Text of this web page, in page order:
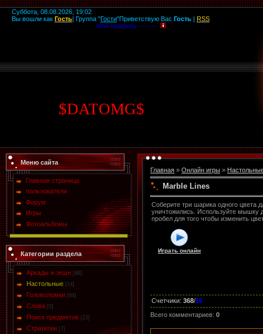
Суббота, 08.08.2026, 19:02
Вы вошли как Гость| Группа "Гости"Приветствую Вас Гость | RSS
Мой профиль -------
$DATOMG$
Меню сайта
Главная страница
пользователи
Форум
Игры
Фотоальбомы
Категории раздела
Аркады и экшн [88]
Настольные [14]
Головоломки [64]
Слова [5]
Поиск предметов [23]
Стратегии [7]
Главная » Онлайн игры »
Marble Lines
Соберите три шарика одного цвета
уничтожились. Используйте мышку
пробел для того чтобы изменить
Играть онлайн
Счетчики: 368/16
Всего комментариев: 0